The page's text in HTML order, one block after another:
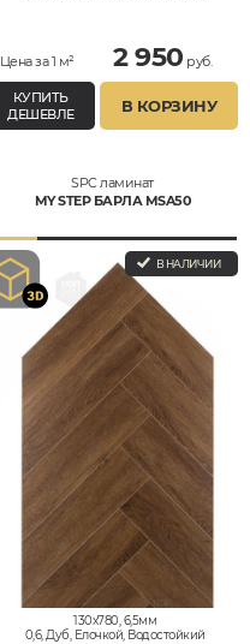
Цена за 1 м² 2 950 руб.
КУПИТЬ
ДЕШЕВЛЕ
В КОРЗИНУ
SPC ламинат
MY STEP БАРЛА MSA50
В НАЛИЧИИ
130x780, 6,5мм
0,6, Дуб, Елочкой, Водостойкий